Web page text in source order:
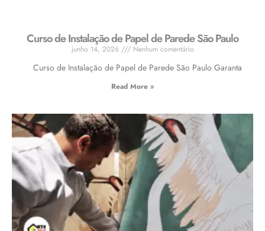
Curso de Instalação de Papel de Parede São Paulo
junho 14, 2026 Nenhum comentário
Curso de Instalação de Papel de Parede São Paulo Garanta
Read More »